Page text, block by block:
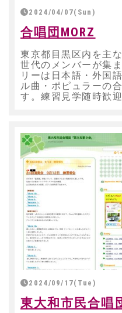
2024/04/07(Sun)
合唱団MORZ
東京都目黒区内を主
世代のメンバーが集
リーは日本語・外国
ル曲・ポピュラーの
す。練習見学随時歓迎
2024/09/17(Tue)
東大和市民合唱